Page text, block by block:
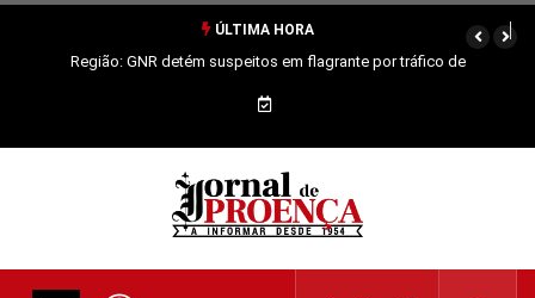
ÚLTIMA HORA
Região: GNR detém suspeitos em flagrante por tráfico de
estupefacientes